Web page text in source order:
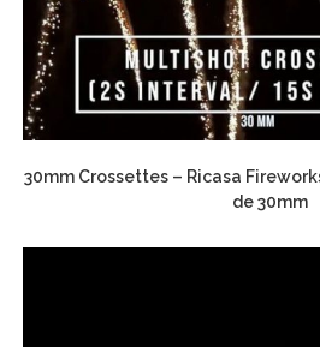
30mm Crossettes – Ricasa
de 30mm